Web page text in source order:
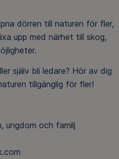
dörren till naturen för fler,
upp med närhet till skog,
själv bli ledare? Hör av dig
tillgänglig för fler!
ungdom och familj